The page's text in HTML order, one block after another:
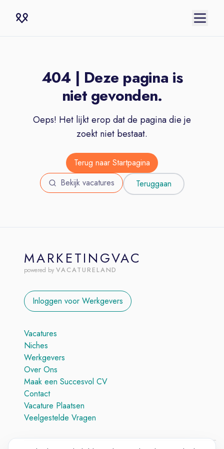
404 | Deze pagina is
niet gevonden.
Oeps! Het lijkt erop dat de pagina die je
zoekt niet bestaat.
Terug naar Startpagina
Bekijk vacatures
Teruggaan
MARKETINGVAC
powered by VACATURELAND
Inloggen voor Werkgevers
Vacatures
Niches
Werkgevers
Over Ons
Maak een Succesvol CV
Contact
Vacature Plaatsen
Veelgestelde Vragen